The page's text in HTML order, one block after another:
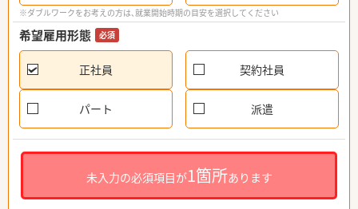
※ダブルワークをお考えの方は、就業開始時期の目安を選択してください
希望雇用形態 必須
正社員 契約社員
パート 派遣
未入力の必須項目が1箇所あります